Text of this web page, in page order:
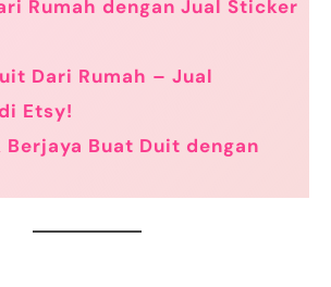
Rumah dengan Jual Sticker
Dari Rumah – Jual
Etsy!
Berjaya Buat Duit dengan